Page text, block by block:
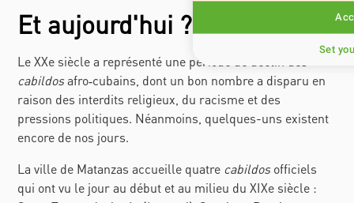
Et aujourd'hui ?
Le XXe siècle a représenté une période de déclin des
cabildosafro‑cubains, dont un bon nombre a disparu en
raison des interdits religieux, du racisme et des
pressions politiques. Néanmoins, quelques-uns existent
encore de nos jours.
La ville de Matanzas accueille quatre cabildos officiels
qui ont vu le jour au début et au milieu du XIXe siècle :
Set